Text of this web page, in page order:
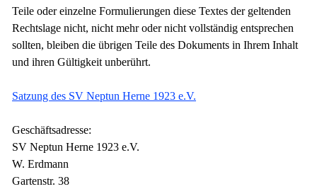
Teile oder einzelne Formulierungen diese Textes der geltenden
Rechtslage nicht, nicht mehr oder nicht vollständig entsprechen
sollten, bleiben die übrigen Teile des Dokuments in Ihrem Inhalt
und ihren Gültigkeit unberührt.
Satzung des SV Neptun Herne 1923 e.V.
Geschäftsadresse:
SV Neptun Herne 1923 e.V.
W. Erdmann
Gartenstr. 38